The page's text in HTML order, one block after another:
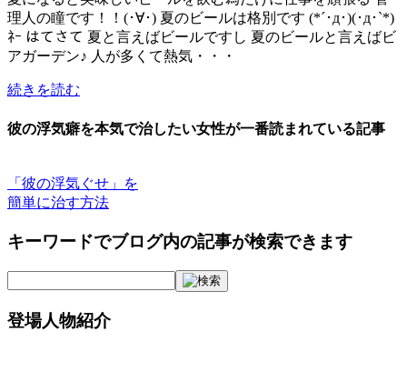
理人の瞳です！！(･∀･) 夏のビールは格別です (*´･д･)(･д･`*)
ﾈｰ はてさて 夏と言えばビールですし 夏のビールと言えばビ
アガーデン♪ 人が多くて熱気・・・
続きを読む
彼の浮気癖を本気で治したい女性が一番読まれている記事
「彼の浮気ぐせ」を
簡単に治す方法
キーワードでブログ内の記事が検索できます
登場人物紹介